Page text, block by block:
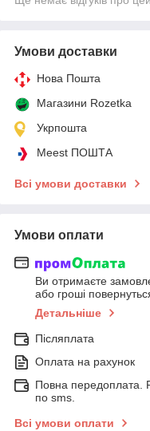
Умови доставки
Нова Пошта
Магазини Rozetka
Укрпошта
Meest ПОШТА
Всі умови доставки
Умови оплати
Ви отримаєте
або гроші
Детальніше
Післяплата
Оплата на рахунок
Повна передоплата.
по sms.
Всі умови оплати